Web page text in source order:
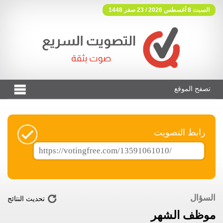
السبت 8 أغسطس 2026 / 23 صفر 1448
فوتنج فري موقع تصويت مجاني
تصفح الموقع
رابط التصويت
السؤال
موظف الشهر
تحديث النتائج